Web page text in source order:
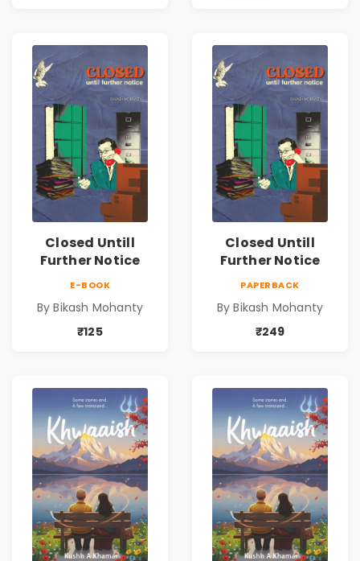
Closed Untill
Further Notice
E-BOOK
By Bikash Mohanty
₹125
Closed Untill
Further Notice
PAPERBACK
By Bikash Mohanty
₹249